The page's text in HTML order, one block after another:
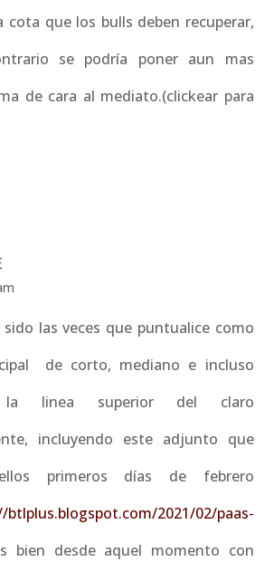
cota que los bulls deben recuperar,
se podría poner aun mas
de cara al mediato.(clickear para
las veces que puntualice como
de corto, mediano e incluso
linea superior del claro
incluyendo este adjunto que
primeros días de febrero
btlplus.blogspot.com/2021/02/paas-
bien desde aquel momento con